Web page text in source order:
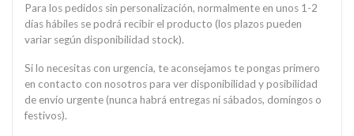
Para los pedidos sin personalización, normalmente en unos 1-2
días hábiles se podrá recibir el producto (los plazos pueden
variar según disponibilidad stock).
Si lo necesitas con urgencia, te aconsejamos te pongas primero
en contacto con nosotros para ver disponibilidad y posibilidad
de envío urgente (nunca habrá entregas ni sábados, domingos o
festivos).